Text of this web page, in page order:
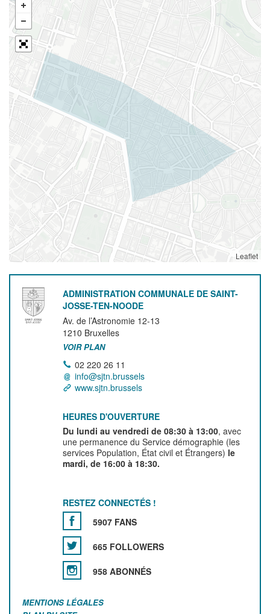
Leaflet
ADMINISTRATION COMMUNALE DE SAINT-
JOSSE-TEN-NOODE
Av. de l’Astronomie 12-13
1210 Bruxelles
VOIR PLAN
02 220 26 11
info@sjtn.brussels
www.sjtn.brussels
HEURES D'OUVERTURE
Du lundi au vendredi de 08:30 à 13:00, avec
une permanence du Service démographie (les
services Population, État civil et Étrangers) le
mardi, de 16:00 à 18:30.
RESTEZ CONNECTÉS !
5907 FANS
665 FOLLOWERS
958 ABONNÉS
MENTIONS LÉGALES